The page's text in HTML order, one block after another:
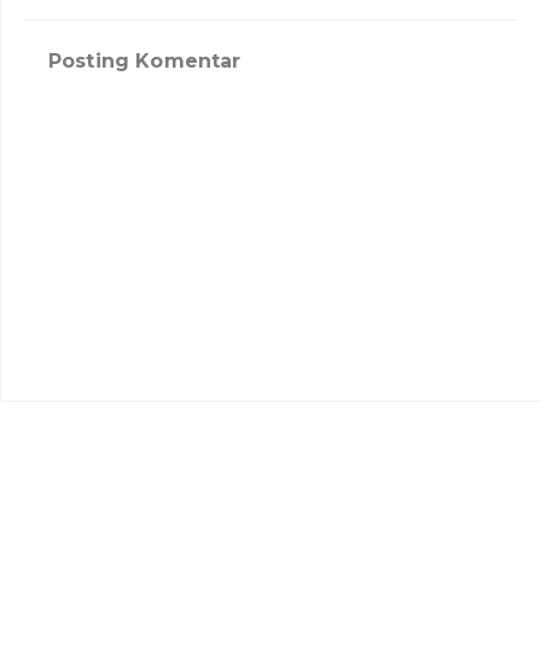
Posting Komentar